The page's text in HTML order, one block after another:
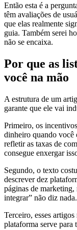
Então esta é a
têm avaliações de
que elas realmente
guia. Também serei
não se encaixa.
Por que as
você na mão
A estrutura de um
garante que ele vai
Primeiro, os
dinheiro quando você
refletir as taxas de
consegue enxergar
Segundo, o texto
descrever dez
páginas de
integrar” não diz
Terceiro, esses
plataforma serve para